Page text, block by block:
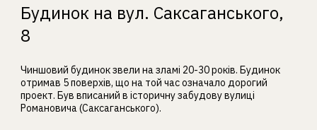
Будинок на вул. Саксаганського,
8
Чиншовий будинок звели на зламі 20-30 років. Будинок
отримав 5 поверхів, що на той час означало дорогий
проект. Був вписаний в історичну забудову вулиці
Романовича (Саксаганського).